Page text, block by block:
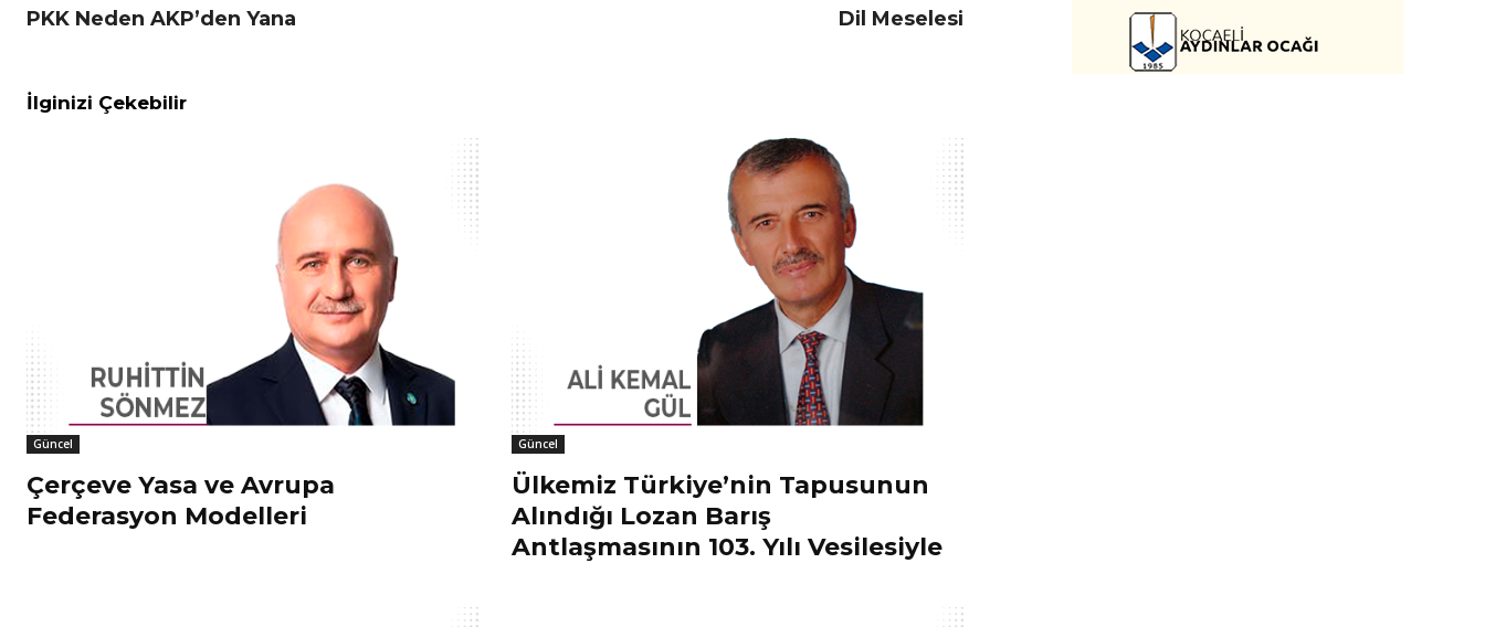
PKK Neden AKP’den Yana Dil Meselesi
İlginizi Çekebilir
Güncel
Çerçeve Yasa ve Avrupa
Federasyon Modelleri
Güncel
Ülkemiz Türkiye’nin Tapusunun
Alındığı Lozan Barış
Antlaşmasının 103. Yılı Vesilesiyle